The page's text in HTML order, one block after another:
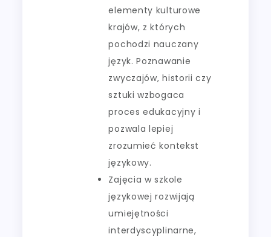
elementy kulturowe
krajów, z których
pochodzi nauczany
język. Poznawanie
zwyczajów, historii czy
sztuki wzbogaca
proces edukacyjny i
pozwala lepiej
zrozumieć kontekst
językowy.
Zajęcia w szkole
językowej rozwijają
umiejętności
interdyscyplinarne,